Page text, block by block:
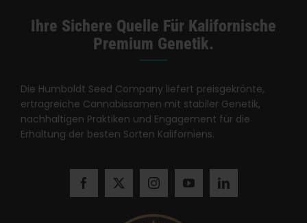
Ihre Sichere Quelle Für Kalifornische
Premium Genetik.
Die Humboldt Seed Company liefert preisgekrönte,
ertragreiche Cannabissamen mit stabiler Genetik,
nachhaltigen Praktiken und Engagement für die
Erhaltung der besten Sorten Kaliforniens.